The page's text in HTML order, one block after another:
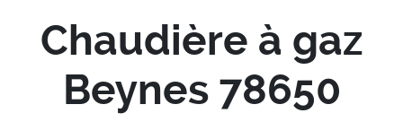
Chaudière à gaz
Beynes 78650